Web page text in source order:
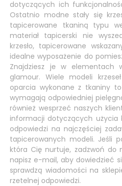
dotyczących ich
Ostatnio modne stały się
tapicerowane tkaniną typu
materiał tapicerski nie
krzesło, tapicerowane
idealne wyposażenie do
Znajdziesz je w elementach
glamour. Wiele modeli
oparcia wykonane z tkaniny
wymagają odpowiedniej
również wesprzeć naszych
informacji dotyczących użycia
odpowiedzi na najczęściej
tapicerowanych modeli. Jeśli
która Cię nurtuje, zadzwoń do
napisz e-mail, aby dowiedzieć
sprawdzą wiadomości na
rzetelnej odpowiedzi.